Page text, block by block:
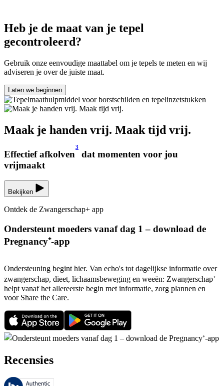
Heb je de maat van je tepel
gecontroleerd?
Gebruik onze eenvoudige maattabel om je tepels te meten en wij
adviseren je over de juiste maat.
Laten we beginnen
Maak je handen vrij. Maak tijd vrij.
Effectief afkolven
3
dat momenten voor jou
vrijmaakt
Bekijken
Ontdek de Zwangerschap+ app
Ondersteunt moeders vanaf dag 1 – download de
Pregnancy⁺-app
Ondersteuning begint hier. Van echo's tot dagelijkse informatie over
zwangerschap, dieet, lichaamsbeweging en weeën: Zwangerschap⁺
helpt vanaf het allereerste begin met informatie, zorg plannen en
voor Share the Care.
Recensies
Deze beoordelingen worden beheerd door Bazaarvoice en voldoen